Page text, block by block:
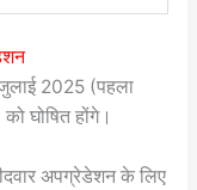
2025 (पहला
घोषित होंगे।
अपग्रेडेशन के लिए